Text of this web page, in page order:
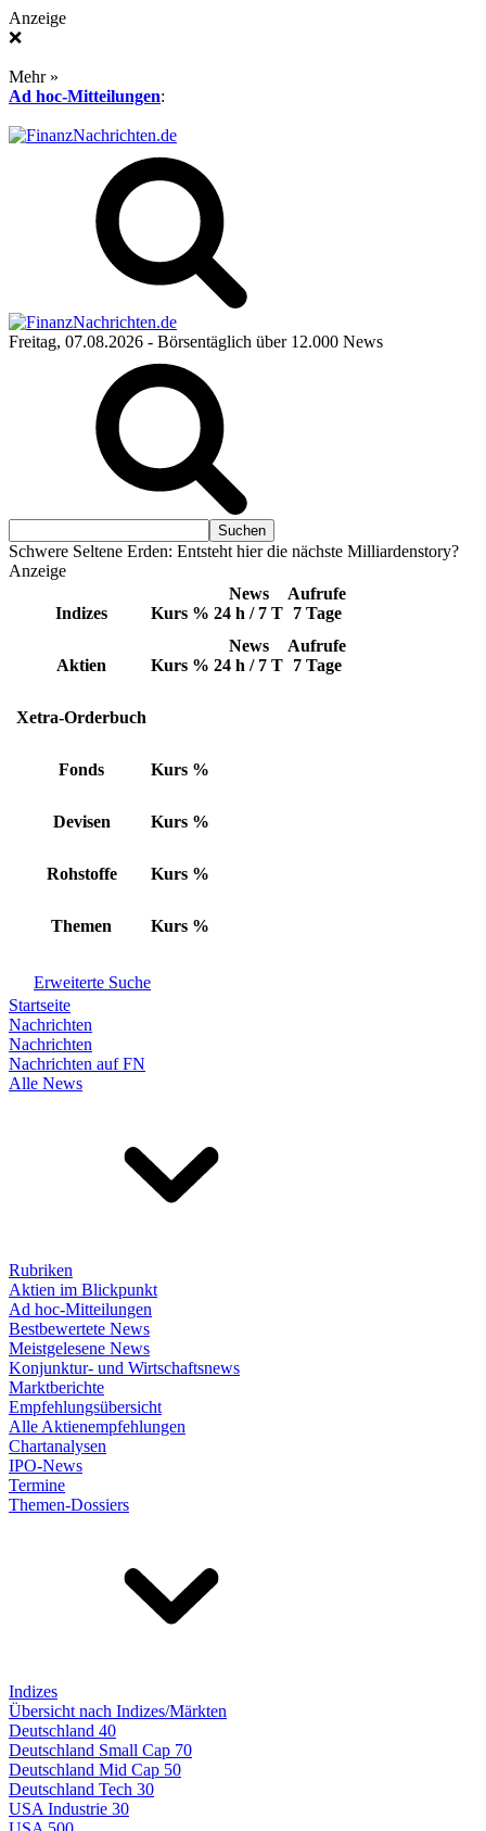
Anzeige
❌
Mehr »
Ad hoc-Mitteilungen:
Freitag, 07.08.2026 - Börsentäglich über 12.000 News
Schwere Seltene Erden: Entsteht hier die nächste Milliardenstory?
Anzeige
Indizes Kurs %
News
24 h / 7 T
Aufrufe
7 Tage
Aktien Kurs %
News
24 h / 7 T
Aufrufe
7 Tage
Xetra-Orderbuch
Fonds Kurs %
Devisen Kurs %
Rohstoffe Kurs %
Themen Kurs %
Erweiterte Suche
Startseite
Nachrichten
Nachrichten
Nachrichten auf FN
Alle News
Rubriken
Aktien im Blickpunkt
Ad hoc-Mitteilungen
Bestbewertete News
Meistgelesene News
Konjunktur- und Wirtschaftsnews
Marktberichte
Empfehlungsübersicht
Alle Aktienempfehlungen
Chartanalysen
IPO-News
Termine
Themen-Dossiers
Indizes
Übersicht nach Indizes/Märkten
Deutschland 40
Deutschland Small Cap 70
Deutschland Mid Cap 50
Deutschland Tech 30
USA Industrie 30